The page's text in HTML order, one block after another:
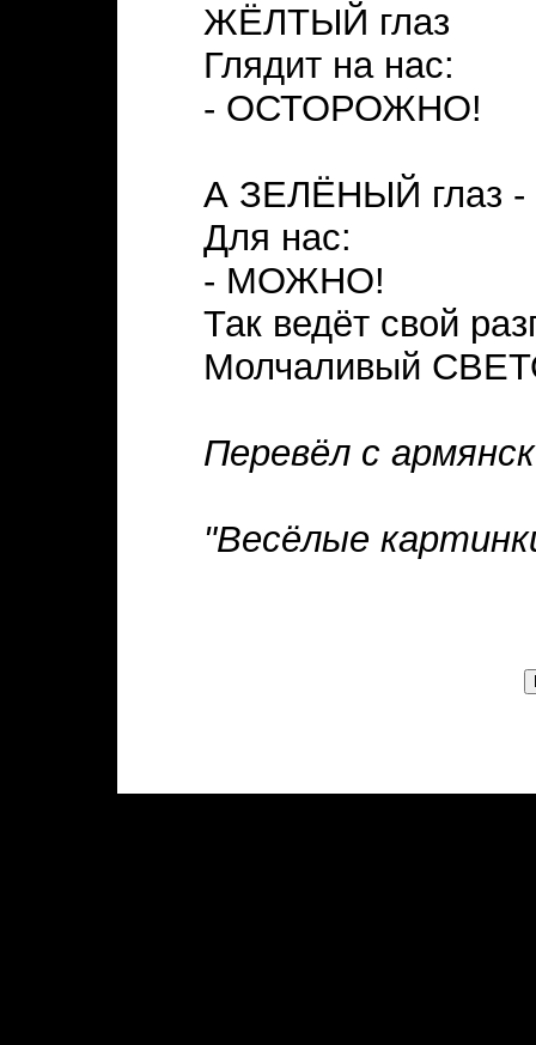
ЖЁЛТЫЙ глаз
Глядит на нас:
- ОСТОРОЖНО!
А ЗЕЛЁНЫЙ глаз -
Для нас:
- МОЖНО!
Так ведёт свой
Молчаливый
Перевёл с
"Весёлые